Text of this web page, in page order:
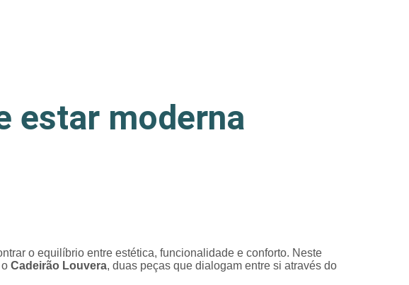
estar moderna
o equilíbrio entre estética, funcionalidade e conforto. Neste
Cadeirão Louvera, duas peças que dialogam entre si através do